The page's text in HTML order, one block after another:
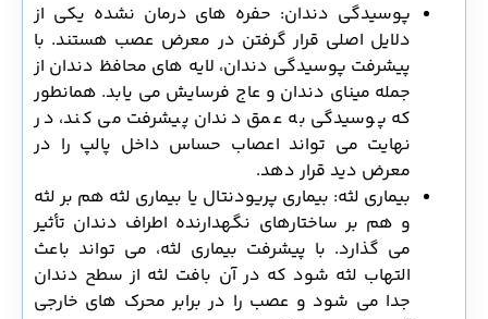
پوسیدگی دندان: حفره های درمان نشده یکی از
دلایل اصلی قرار گرفتن در معرض عصب هستند. با
پیشرفت پوسیدگی دندان، لایه های محافظ دندان از
جمله مینای دندان و عاج فرسایش می یابد. همانطور
که پوسیدگی به عمق دندان پیشرفت می کند، در
نهایت می تواند اعصاب حساس داخل پالپ را در
معرض دید قرار دهد.
بیماری لثه: بیماری پریودنتال یا بیماری لثه هم بر لثه
و هم بر ساختارهای نگهدارنده اطراف دندان تأثیر
می گذارد. با پیشرفت بیماری لثه، می تواند باعث
التهاب لثه شود که در آن بافت لثه از سطح دندان
جدا می شود و عصب را در برابر محرک های خارجی